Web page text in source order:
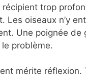
récipient trop
Les oiseaux n’y
Une poignée de
problème.
mérite réflexion.